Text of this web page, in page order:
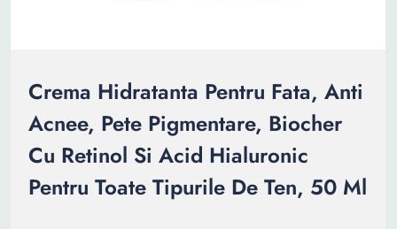
Crema Hidratanta Pentru Fata, Anti
Acnee, Pete Pigmentare, Biocher
Cu Retinol Si Acid Hialuronic
Pentru Toate Tipurile De Ten, 50 Ml